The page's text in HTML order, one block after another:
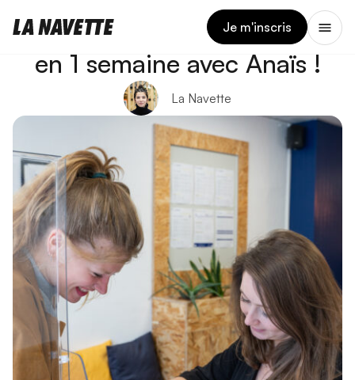
Je m'inscris
Permis accéléré boîte auto
en 1 semaine avec Anaïs !
La Navette